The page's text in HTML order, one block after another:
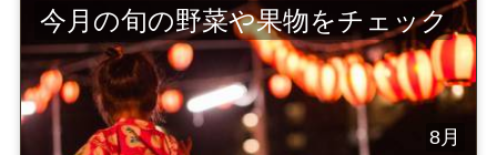
今月の旬の野菜や果物をチェック
8月